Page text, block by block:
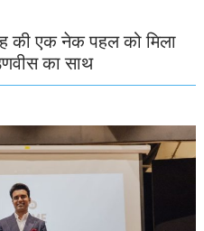
की एक नेक पहल को मिला
का साथ